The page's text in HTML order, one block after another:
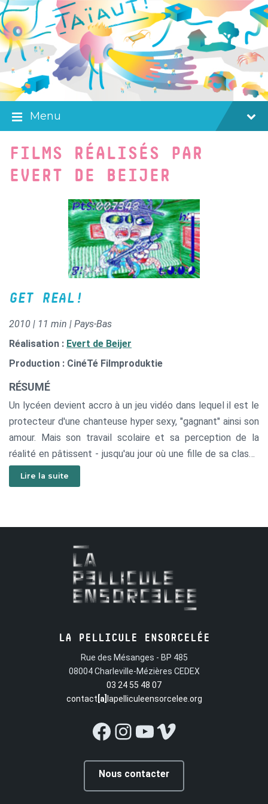
Skip
to
content
Skip
to
main
navigation
Skip
to
footer
Menu
FILMS RÉALISÉS PAR
EVERT DE BEIJER
GET REAL!
2010 | 11 min | Pays-Bas
Réalisation : Evert de Beijer
Production : CinéTé Filmproduktie
RÉSUMÉ
Un lycéen devient accro à un jeu vidéo dans lequel il est le
protecteur d'une chanteuse hyper sexy, "gagnant" ainsi son
amour. Mais son travail scolaire et sa perception de la
réalité en pâtissent - jusqu'au jour où une fille de sa classe
l'embrasse pour de vrai.
Lire la suite
LA PELLICULE ENSORCELÉE
Rue des Mésanges - BP 485
08004 Charleville-Mézières CEDEX
03 24 55 48 07
contact [a]lapelliculeensorcelee.org
Facebook
Instagram
YouTube
Vimeo
Nous contacter